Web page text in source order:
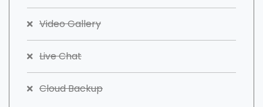
Video Gallery
Live Chat
Cloud Backup